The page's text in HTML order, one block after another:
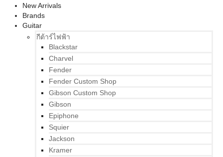
New Arrivals
Brands
Guitar
กีต้าร์ไฟฟ้า
Blackstar
Charvel
Fender
Fender Custom Shop
Gibson Custom Shop
Gibson
Epiphone
Squier
Jackson
Kramer